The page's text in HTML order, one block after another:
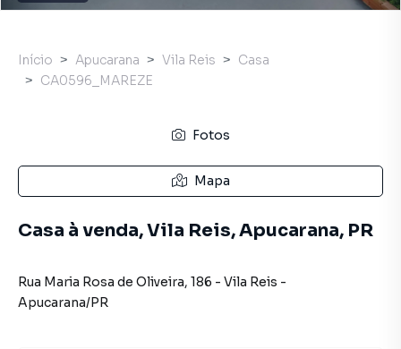
Início Apucarana Vila Reis
Casa
CA0596_MAREZE
Fotos
Mapa
Casa à venda, Vila Reis, Apucarana, PR
Rua Maria Rosa de Oliveira, 186 - Vila Reis -
Apucarana/PR